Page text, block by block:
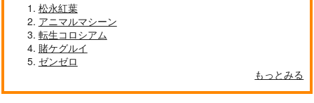
須理出未来
サンプル
カート
松永紅葉
アニマルマシーン
転生コロシアム
賭ケグルイ
ゼンゼロ
もっとみる